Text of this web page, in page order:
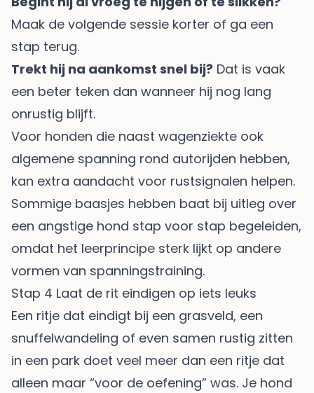
Maak de volgende sessie korter of ga een
stap terug.
Trekt hij na aankomst snel bij? Dat is vaak
een beter teken dan wanneer hij nog lang
onrustig blijft.
Voor honden die naast wagenziekte ook
algemene spanning rond autorijden hebben,
kan extra aandacht voor rustsignalen helpen.
Sommige baasjes hebben baat bij uitleg over
een angstige hond stap voor stap begeleiden,
omdat het leerprincipe sterk lijkt op andere
vormen van spanningstraining.
Stap 4 Laat de rit eindigen op iets leuks
Een ritje dat eindigt bij een grasveld, een
snuffelwandeling of even samen rustig zitten
in een park doet veel meer dan een ritje dat
alleen maar “voor de oefening” was. Je hond